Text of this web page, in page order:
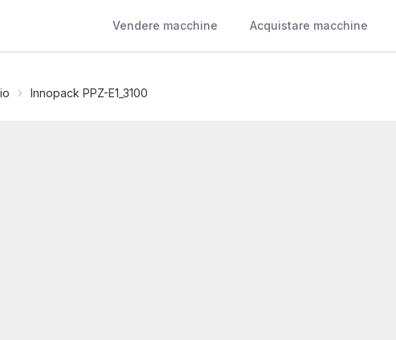
Vendere macchine Acquistare macchine
Innopack PPZ-E1_3100